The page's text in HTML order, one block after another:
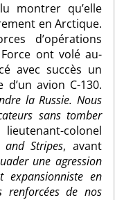
montrer qu’elle
en Arctique.
d’opérations
ont volé au-
avec succès un
avion C-130.
la Russie. Nous
sans tomber
colonel
and Stripes, avant
une agression
expansionniste en
renforcées de nos